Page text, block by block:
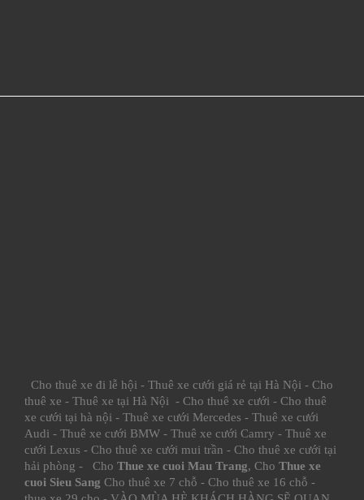
Cho thuê xe đi lễ hội - Thuê xe cưới giá rẻ tại Hà Nội - Cho
thuê xe - Thuê xe tại Hà Nội - Cho thuê xe cưới - Cho thuê
xe cưới tại hà nội - Thuê xe cưới Mercedes - Thuê xe cưới
Audi - Thuê xe cưới BMW - Thuê xe cưới Camry - Thuê xe
cưới Lexus - Cho thuê xe cưới mui trần - Cho thuê xe cưới tại
hải phòng - Cho Thue xe cuoi Mau Trang, Cho Thue xe
cuoi Sieu Sang Cho thuê xe 7 chỗ - Cho thuê xe 16 chỗ -